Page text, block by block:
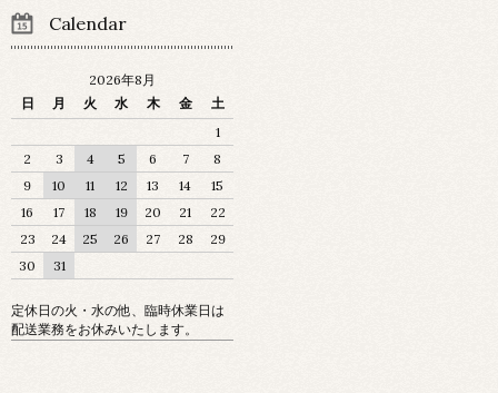
Calendar
2026年8月
日
月 火 水 木 金
土
1
2
3 4 5 6 7
8
9
10 11 12 13 14
15
16
17 18 19 20 21
22
23
24 25 26 27 28
29
30
31
定休日の火・水の他、臨時休業日は
配送業務をお休みいたします。